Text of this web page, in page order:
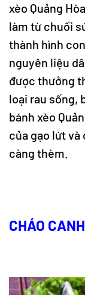
xèo Quảng
làm từ chuối
thành hình
nguyên liệu
được thưởng
loại rau sống,
bánh xèo
của gạo lứt và
càng thèm.
CHÁO